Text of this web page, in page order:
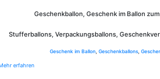
Geschenkballon, Geschenk im Ballon
Stufferballons, Verpackungsballons,
Geschenk im Ballon Geschenkballons
erfahren